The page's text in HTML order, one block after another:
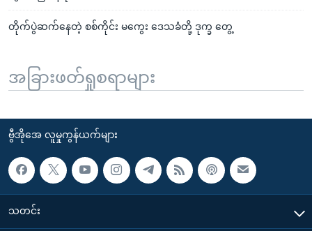
တိုက်ပွဲဆက်နေတဲ့ စစ်ကိုင်း မကွေး ဒေသခံတို့ ဒုက္ခ တွေ့
အခြားဖတ်ရှုစရာများ
ဗွီအိုအေ လူမှုကွန်ယက်များ
သတင်း